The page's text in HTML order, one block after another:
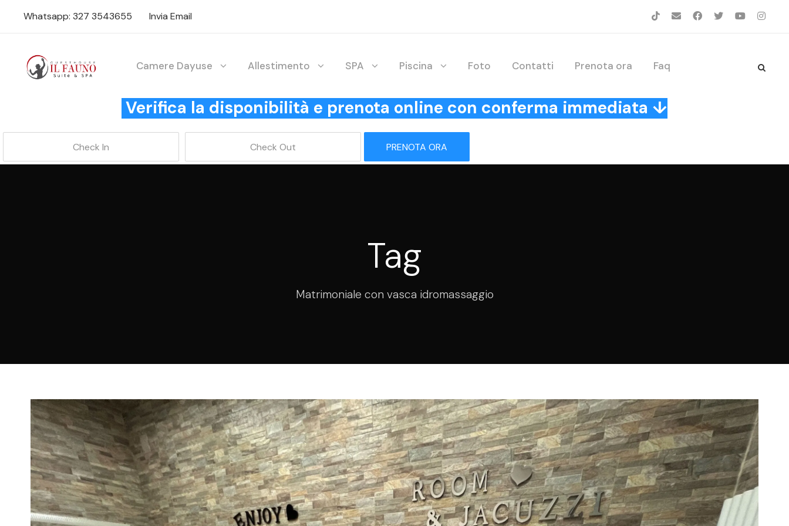
Whatsapp: 327 3543655 Invia Email
Camere Dayuse Allestimento SPA Piscina Foto Contatti Prenota ora Faq
Verifica la disponibilità e prenota online con conferma immediata ↓
PRENOTA ORA
Tag
Matrimoniale con vasca idromassaggio